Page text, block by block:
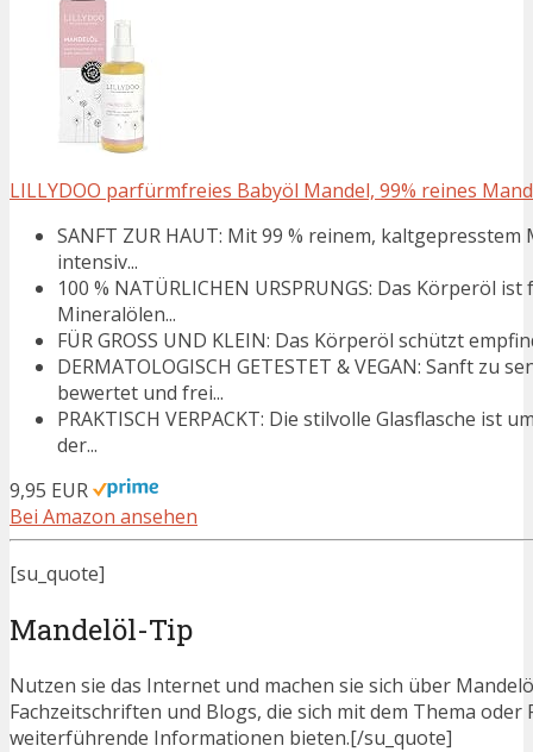
LILLYDOO parfürmfreies Babyöl Mandel, 99% reines
SANFT ZUR HAUT: Mit 99 % reinem,
intensiv...
100 % NATÜRLICHEN URSPRUNGS: Das Körperöl
Mineralölen...
FÜR GROSS UND KLEIN: Das Körperöl schützt
DERMATOLOGISCH GETESTET & VEGAN: Sanft zu
bewertet und frei...
PRAKTISCH VERPACKT: Die stilvolle Glasflasche
der...
9,95 EUR
Bei Amazon ansehen
[su_quote]
Mandelöl-Tip
Nutzen sie das Internet und machen sie sich über
Fachzeitschriften und Blogs, die sich mit dem Thema
weiterführende Informationen bieten.[/su_quote]